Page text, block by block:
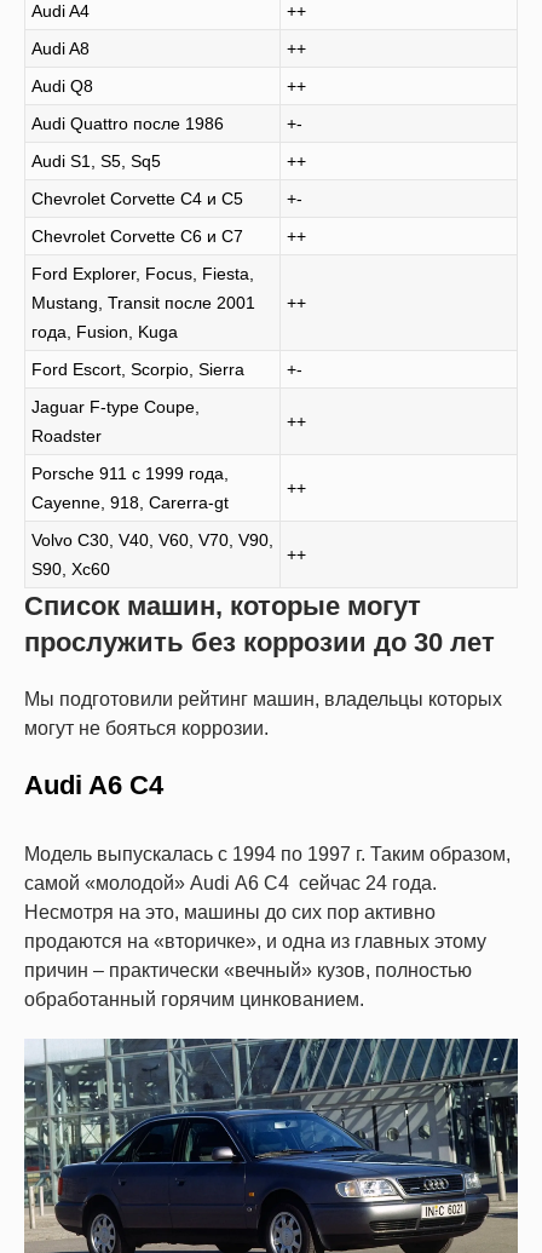
Audi A4
++
Audi A8
++
Audi Q8
++
Audi Quattro после 1986
+-
Audi S1, S5, Sq5
++
Chevrolet Corvette C4 и C5
+-
Chevrolet Corvette C6 и C7
++
Ford Explorer, Focus, Fiesta,
Mustang, Transit после 2001
года, Fusion, Kuga
++
Ford Escort, Scorpio, Sierra
+-
Jaguar F-type Coupe,
Roadster
++
Porsche 911 с 1999 года,
Cayenne, 918, Carerra-gt
++
Volvo C30, V40, V60, V70, V90,
S90, Xc60
++
Список машин, которые могут
прослужить без коррозии до 30 лет
Мы подготовили рейтинг машин, владельцы которых
могут не бояться коррозии.
Audi A6 C4
Модель выпускалась с 1994 по 1997 г. Таким образом,
самой «молодой» Audi А6 С4 сейчас 24 года.
Несмотря на это, машины до сих пор активно
продаются на «вторичке», и одна из главных этому
причин – практически «вечный» кузов, полностью
обработанный горячим цинкованием.